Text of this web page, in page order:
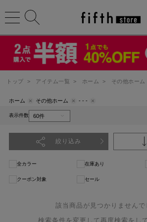
トップ > アイテム一覧 > ホーム > その他ホーム
ホーム その他ホーム - - -
表示件数
絞り込み
全カラー 在庫あり
クーポン対象 セール
該当商品が見つかりませんで
検索条件を変更して再度検索をし